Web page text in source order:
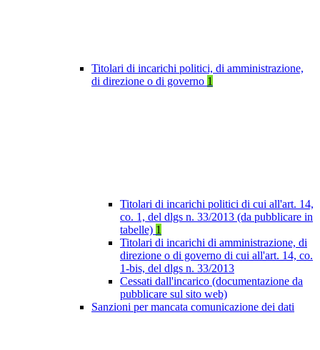
Titolari di incarichi politici, di amministrazione,
di direzione o di governo 1
Titolari di incarichi politici di cui all'art. 14,
co. 1, del dlgs n. 33/2013 (da pubblicare in
tabelle) 1
Titolari di incarichi di amministrazione, di
direzione o di governo di cui all'art. 14, co.
1-bis, del dlgs n. 33/2013
Cessati dall'incarico (documentazione da
pubblicare sul sito web)
Sanzioni per mancata comunicazione dei dati